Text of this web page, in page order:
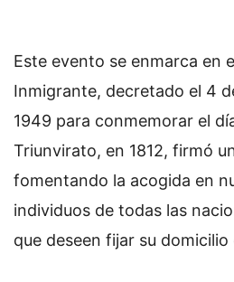
Este evento se enmarca en
Inmigrante, decretado el 4
1949 para conmemorar el
Triunvirato, en 1812, firmó
fomentando la acogida en
individuos de todas las
que deseen fijar su